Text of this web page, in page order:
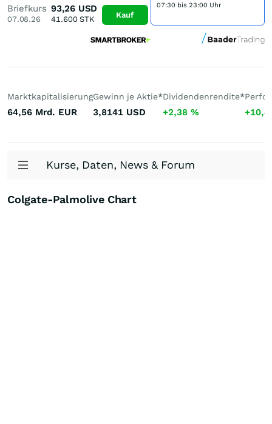
Briefkurs
07.08.26
93,26 USD
41.600STK Kauf
07:30 bis 23:00 Uhr
Marktkapitalisierung
64,56 Mrd. EUR
Gewinn je Aktie*
3,8141 USD
Dividendenrendite*
+2,38 %
Kurse, Daten, News & Forum
Colgate-Palmolive Chart